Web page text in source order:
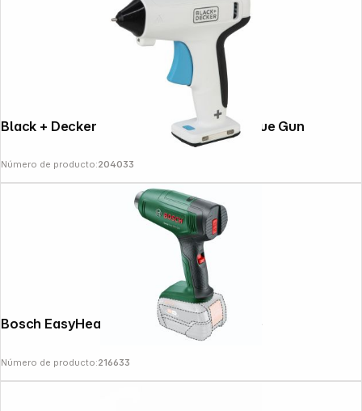
Black + Decker BCGL115 Cordless Hot Glue Gun
Número de producto:204033
Bosch EasyHeat 18V-500 Heißluftpistole
Número de producto:216633